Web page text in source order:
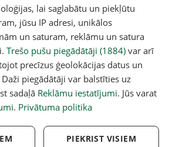
auto
Rīgā un
Foto: Ziņojums:
būtiski neietekmēs
tirgu
lai saglabātu un piekļūtu
jūsu IP adresi, unikālos
un saturam, reklāmu un satura
Trešo pušu piegādātāji (1884) var arī
precīzus ģeolokācijas datus un
piegādātāji var balstīties uz
sadaļā Reklāmu iestatījumi. Jūs varat
. Privātuma politika
PIEKRIST VISIEM